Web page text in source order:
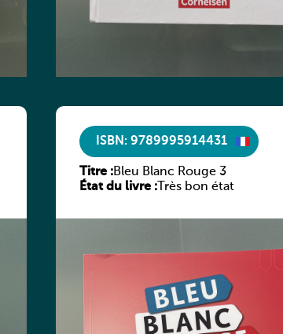
ISBN: 9789995914431
Titre :Bleu Blanc Rouge 3
État du livre : Très bon état